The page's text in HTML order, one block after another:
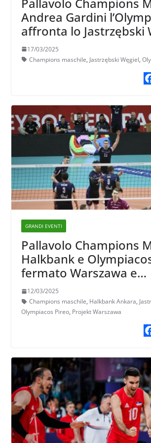
Andrea Gardini
affronta lo Jastrzębski
con cui ha vinto la
2021: l’obiettivo è la F4
17/03/2025
Champions maschile, Jastrzębski Węgiel,
GRANDI EVENTI
Pallavolo Champions
Halkbank e
fermato Warszawa e
Jastrzebski Wegiel
12/03/2025
Champions maschile, Halkbank Ankara,
Olympiacos Pireo, Projekt Warszawa